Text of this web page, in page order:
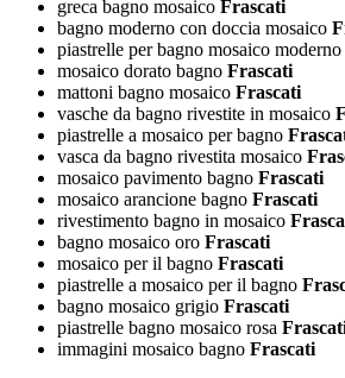
greca bagno mosaico Frascati
bagno moderno con doccia mosaico
piastrelle per bagno mosaico moderno
mosaico dorato bagno Frascati
mattoni bagno mosaico Frascati
vasche da bagno rivestite in mosaico
piastrelle a mosaico per bagno
vasca da bagno rivestita mosaico
mosaico pavimento bagno Frascati
mosaico arancione bagno Frascati
rivestimento bagno in mosaico
bagno mosaico oro Frascati
mosaico per il bagno Frascati
piastrelle a mosaico per il bagno
bagno mosaico grigio Frascati
piastrelle bagno mosaico rosa
immagini mosaico bagno Frascati